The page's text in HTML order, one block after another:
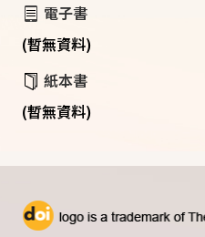
電子書
(暫無資料)
紙本書
(暫無資料)